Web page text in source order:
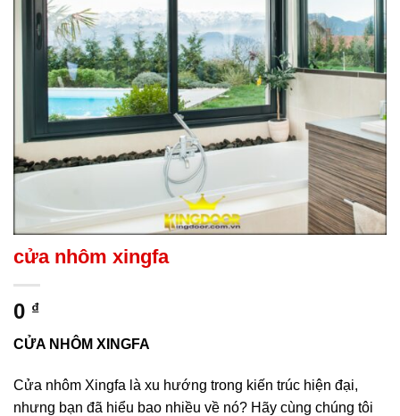
cửa nhôm xingfa
0 ₫
CỬA NHÔM XINGFA
Cửa nhôm Xingfa là xu hướng trong kiến trúc hiện đại,
nhưng bạn đã hiểu bao nhiều về nó? Hãy cùng chúng tôi